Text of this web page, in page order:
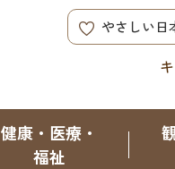
やさしい日
健康・医療・
福祉